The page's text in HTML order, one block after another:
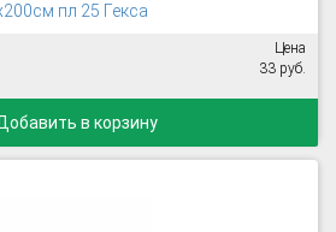
пл 25 Гекса
Цена
33 руб.
в корзину